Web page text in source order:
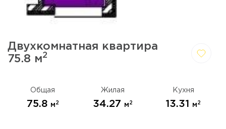
Двухкомнатная квартира
75.8 м2
Общая
75.8 м 2
Жилая
34.27 м 2
Кухня
13.31 м 2